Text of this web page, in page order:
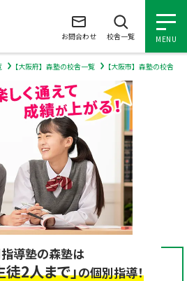
MENU
お問合わせ 校舎一覧
【大阪府】森塾の校舎一覧 【大阪市】森塾の校舎一覧
導塾の森塾は
2人まで」の個別指導！